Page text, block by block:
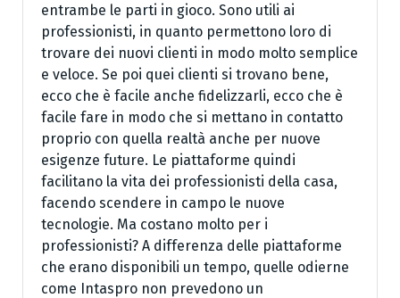
entrambe le parti in gioco. Sono utili ai
professionisti, in quanto permettono loro di
trovare dei nuovi clienti in modo molto semplice
e veloce. Se poi quei clienti si trovano bene,
ecco che è facile anche fidelizzarli, ecco che è
facile fare in modo che si mettano in contatto
proprio con quella realtà anche per nuove
esigenze future. Le piattaforme quindi
facilitano la vita dei professionisti della casa,
facendo scendere in campo le nuove
tecnologie. Ma costano molto per i
professionisti? A differenza delle piattaforme
che erano disponibili un tempo, quelle odierne
come Intaspro non prevedono un